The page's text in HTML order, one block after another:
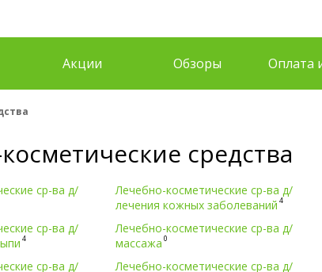
Акции Обзоры Оплата
средства
ср-ва д/
Лечебно-косметические ср-ва д/
лечения кожных заболеваний 4
ср-ва д/
4
Лечебно-косметические ср-ва д/
массажа 0
ср-ва д/
Лечебно-косметические ср-ва д/